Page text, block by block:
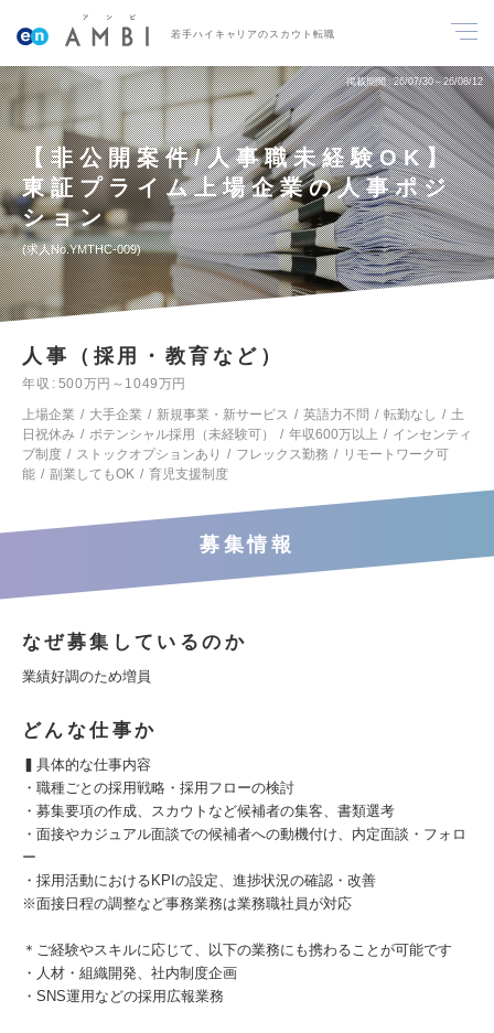
若手ハイキャリアのスカウト転職
掲載期間 26/07/30～26/08/12
【非公開案件/人事職未経験OK】
東証プライム上場企業の人事ポジ
ション
求人No.YMTHC-009
人事（採用・教育など）
年収
500万円～1049万円
上場企業
大手企業 新規事業・新サービス 英語力不問 転勤なし
土
日祝休み
ポテンシャル採用（未経験可） 年収600万以上
インセンティ
ブ制度
ストックオプションあり フレックス勤務
リモートワーク可
能
副業してもOK 育児支援制度
募集情報
なぜ募集しているのか
業績好調のため増員
どんな仕事か
▍具体的な仕事内容
・職種ごとの採用戦略・採用フローの検討
・募集要項の作成、スカウトなど候補者の集客、書類選考
・面接やカジュアル面談での候補者への動機付け、内定面談・フォロ
ー
・採用活動におけるKPIの設定、進捗状況の確認・改善
※面接日程の調整など事務業務は業務職社員が対応
＊ご経験やスキルに応じて、以下の業務にも携わることが可能です
・人材・組織開発、社内制度企画
・SNS運用などの採用広報業務